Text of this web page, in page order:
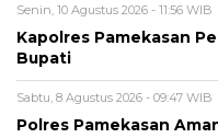
Senin, 10 Agustus 2026 - 11:56 WIB
Kapolres Pamekasan
Bupati
Sabtu, 8 Agustus 2026 - 09:47 WIB
Polres Pamekasan